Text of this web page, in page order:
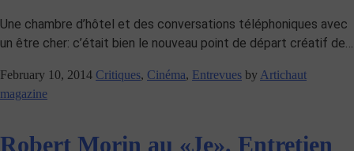
Une chambre d’hôtel et des conversations téléphoniques avec
un être cher: c’était bien le nouveau point de départ créatif de…
February 10, 2014 Critiques, Cinéma, Entrevues by Artichaut
magazine
Robert Morin au «Je». Entretien